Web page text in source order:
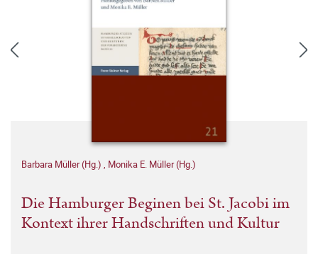
Barbara Müller (Hg.) , Monika E. Müller (Hg.)
Die Hamburger Beginen bei St. Jacobi im
Kontext ihrer Handschriften und Kultur